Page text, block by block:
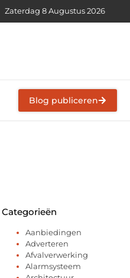
Zaterdag 8 Augustus 2026
Blog publiceren
Categorieën
Aanbiedingen
Adverteren
Afvalverwerking
Alarmsysteem